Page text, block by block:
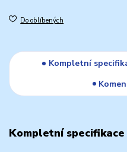
Do oblíbených
Kompletní
Kompletní specifikace